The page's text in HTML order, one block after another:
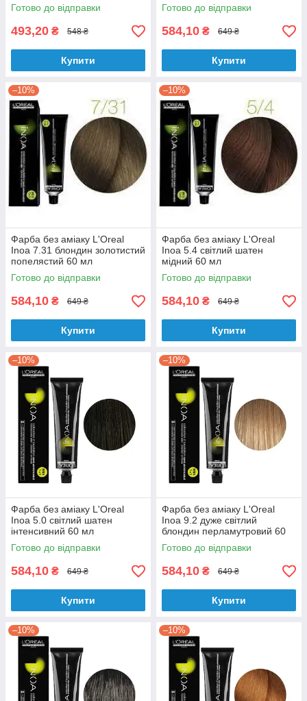
Готово до відправки
493,20 ₴ 548 ₴
Купити
Готово до відправки
584,10 ₴ 649 ₴
Купити
–10%
Фарба без аміаку L'Oreal
Inoa 7.31 блондин золотистий
попелястий 60 мл
Готово до відправки
584,10 ₴ 649 ₴
Купити
–10%
Фарба без аміаку L'Oreal
Inoa 5.4 світлий шатен
мідний 60 мл
Готово до відправки
584,10 ₴ 649 ₴
Купити
–10%
Фарба без аміаку L'Oreal
Inoa 5.0 світлий шатен
інтенсивний 60 мл
Готово до відправки
584,10 ₴ 649 ₴
Купити
–10%
Фарба без аміаку L'Oreal
Inoa 9.2 дуже світлий
блондин перламутровий 60
мл
Готово до відправки
584,10 ₴ 649 ₴
Купити
–10% –10%